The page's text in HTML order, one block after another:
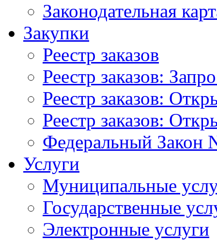
Законодательная
Закупки
Реестр заказов
Реестр заказов:
Реестр заказов:
Реестр заказов:
Федеральный Закон
Услуги
Муниципальные
Государственные
Электронные услуги